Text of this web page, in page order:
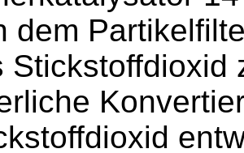
dem
Stickstoffdioxid